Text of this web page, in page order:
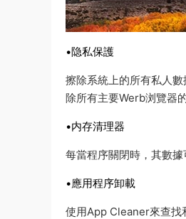
•隐私保護
擦除系統上的所有私人
除所有主要Werb浏覽器的
•内存清理器
每當程序關閉時，其數
•應用程序卸載
使用App Cleaner來查找